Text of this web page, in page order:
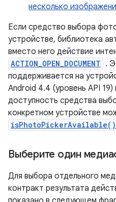
несколько
Если средство выбора
устройстве, библиотека
вместо него действие
ACTION_OPEN_DOCUMENT .
поддерживается на
Android 4.4 (уровень API
доступность средства
конкретном устройстве
isPhotoPickerAvailable()
Выберите один
Для выбора отдельного
контракт результата